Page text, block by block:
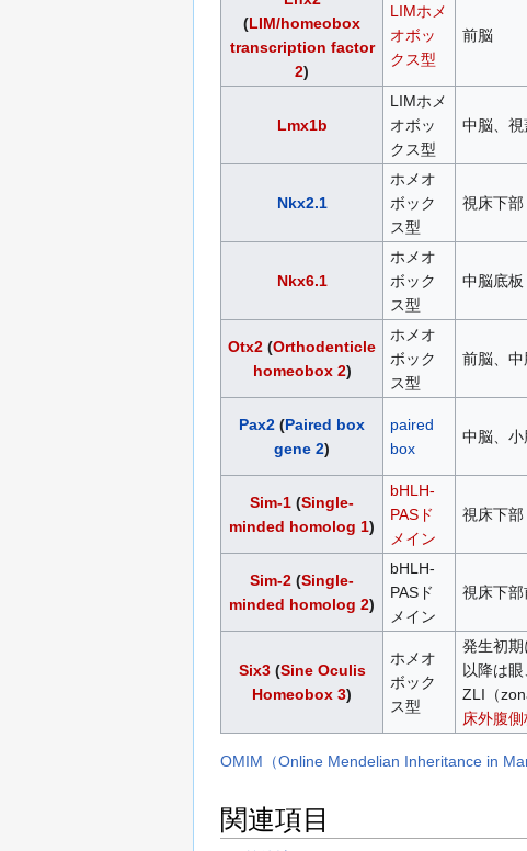
(LIM/homeobox
transcription factor
2)
LIMホメ
オボッ
クス型
前脳
Lmx1b
LIMホメ
オボッ
クス型
中脳、
Nkx2.1
ホメオ
ボック
ス型
視床下部
Nkx6.1
ホメオ
ボック
ス型
中脳底板
Otx2 (Orthodenticle
homeobox 2)
ホメオ
ボック
ス型
前脳、中
Pax2 (Paired box
gene 2)
paired
box
中脳、
Sim-1 (Single-
minded homolog 1)
bHLH-
PASド
メイン
視床下部
Sim-2 (Single-
minded homolog 2)
bHLH-
PASド
メイン
視床下部
Six3(Sine Oculis
Homeobox 3)
ホメオ
ボック
ス型
発生初
以降は眼
ZLI（
床外腹側
OMIM（Online Mendelian Inheritance in
関連項目